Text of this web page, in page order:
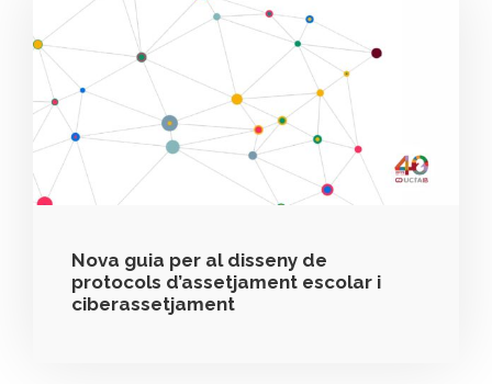
Nova guia per al disseny de
protocols d’assetjament escolar i
ciberassetjament